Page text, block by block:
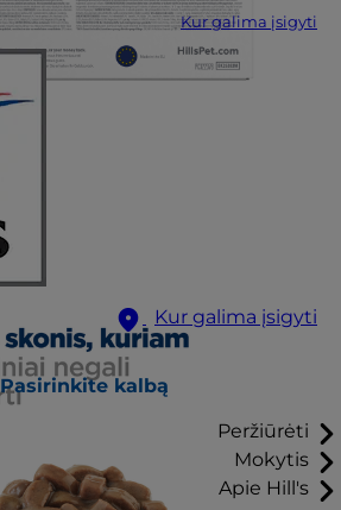
Kur galima įsigyti
Kur galima įsigyti
Pasirinkite kalbą
Peržiūrėti
Mokytis
Apie Hill's